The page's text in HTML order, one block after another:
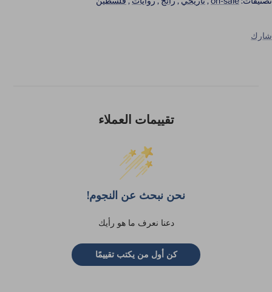
شارك
تقييمات العملاء
نحن نبحث عن النجوم!
دعنا نعرف ما هو رأيك
كن أول من يكتب تقييمًا